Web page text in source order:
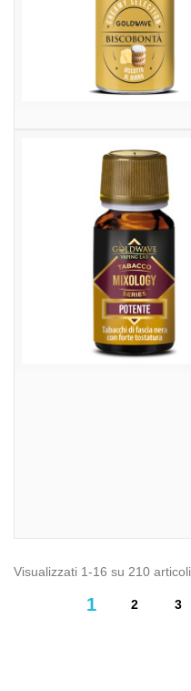
Visualizzati 1-16 su 210 articoli
1 2 3